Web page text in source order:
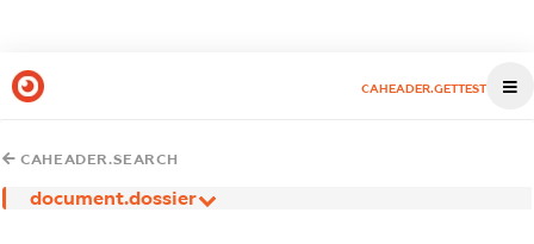
CAHEADER.GETTEST
CAHEADER.SEARCH
document.dossier